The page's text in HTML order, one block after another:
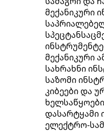
მექანიკური
მექანიკური
სახრახნი
საზომი
კიბეები და
დასარტყამი
ელექტრო-